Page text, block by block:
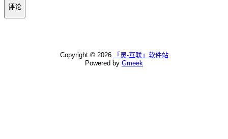
评论
Copyright © 2026
「灵-互联」软件站
Powered by Gmeek